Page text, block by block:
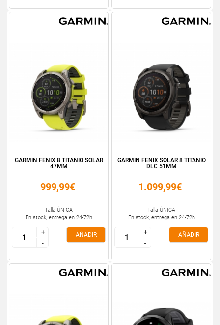
GARMIN FENIX 8 TITANIO SOLAR
47MM
999,99€
Talla ÚNICA
En stock, entrega en 24-72h
+
-
+
-
AÑADIR
GARMIN FENIX SOLAR 8 TITANIO
DLC 51MM
1.099,99€
Talla ÚNICA
En stock, entrega en 24-72h
+
-
+
-
AÑADIR